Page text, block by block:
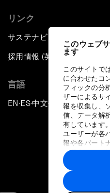
このウェブ
ます
このサイトで
に合わせたコ
フィックの分
ザーによるサ
報を収集し、
信、データ解
有しています
ユーザーが各
報や各パート
に収集された
トナーによっ
す。
リンク
サステナビリティへの取り組
採用情報 (英語のみ)
言語
EN ▪ ES▪中文▪ 日本語
プライバシーポ
サイ